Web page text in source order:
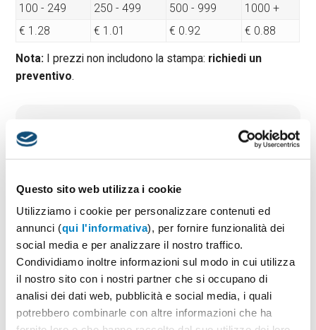
Questo sito web utilizza i cookie
Utilizziamo i cookie per personalizzare contenuti ed
annunci (qui l'informativa), per fornire funzionalità dei
social media e per analizzare il nostro traffico.
Condividiamo inoltre informazioni sul modo in cui utilizza
il nostro sito con i nostri partner che si occupano di
analisi dei dati web, pubblicità e social media, i quali
potrebbero combinarle con altre informazioni che ha
100 - 249 250 - 499 500 - 999
1000 +
€ 1.28
€ 1.01 € 0.92 € 0.88
Nota: I prezzi non includono la stampa: richiedi un
preventivo.
Tempi di consegna standard:
10 gg lavorativi
Materiale:Plastica
PREVENTIVO & BOZZA GRATUITA
Potrai indicare successivamente la suddivisione per
taglie e colore
1 Seleziona il colore: